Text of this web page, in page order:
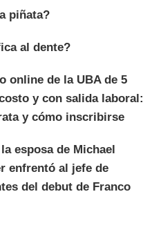
piñata?
al dente?
online de la UBA de 5
y con salida laboral:
y cómo inscribirse
esposa de Michael
enfrentó al jefe de
del debut de Franco